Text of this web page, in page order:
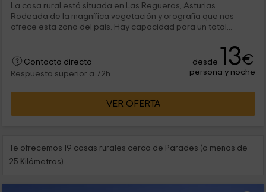
La casa rural está situada en Las Regueras, Asturias.
Rodeada de la magnífica vegetación y orografía que nos
ofrece esta zona del país. Hay capacidad para un total...
Contacto directo
Respuesta superior a 72h
desde 13€
persona y noche
VER OFERTA
Te ofrecemos 19 casas rurales cerca de Parades (a menos de
25 Kilómetros)